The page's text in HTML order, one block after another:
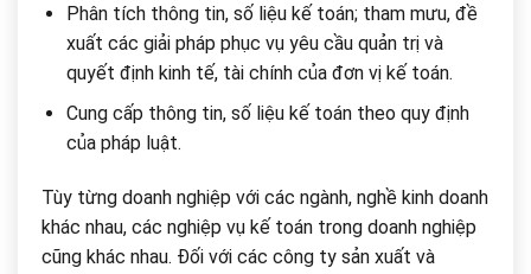
Phân tích thông tin, số liệu kế toán; tham mưu, đề
xuất các giải pháp phục vụ yêu cầu quản trị và
quyết định kinh tế, tài chính của đơn vị kế toán.
Cung cấp thông tin, số liệu kế toán theo quy định
của pháp luật.
Tùy từng doanh nghiệp với các ngành, nghề kinh doanh
khác nhau, các nghiệp vụ kế toán trong doanh nghiệp
cũng khác nhau. Đối với các công ty sản xuất và